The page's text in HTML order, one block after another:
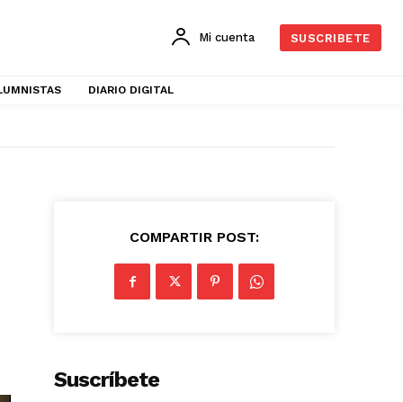
Mi cuenta SUSCRIBETE
DIARIO DIGITAL
COMPARTIR POST:
Suscríbete